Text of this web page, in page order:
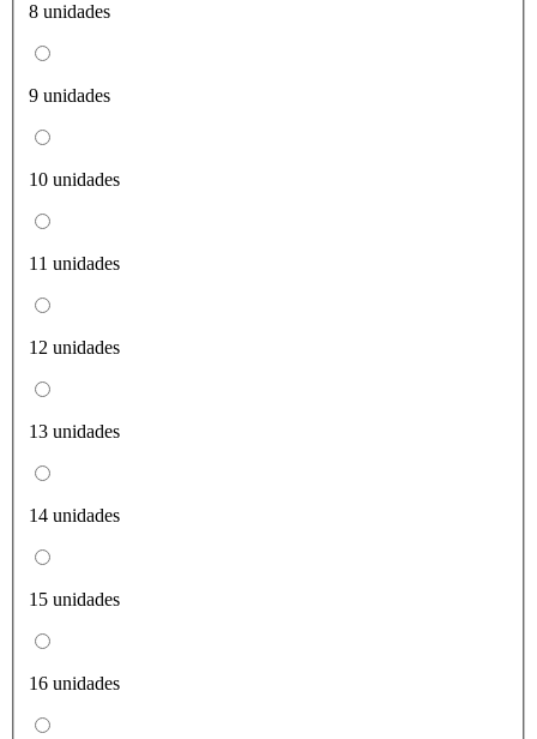
8 unidades
9 unidades
10 unidades
11 unidades
12 unidades
13 unidades
14 unidades
15 unidades
16 unidades